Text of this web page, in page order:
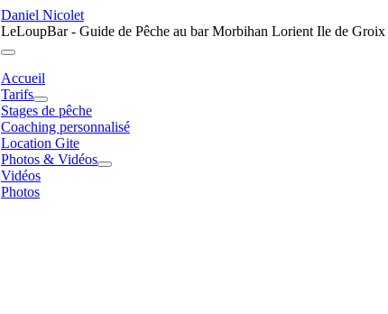
Daniel Nicolet
LeLoupBar - Guide de Pêche au bar Morbihan Lorient Ile de Groix
Accueil
Tarifs
Stages de pêche
Coaching personnalisé
Location Gite
Photos & Vidéos
Vidéos
Photos